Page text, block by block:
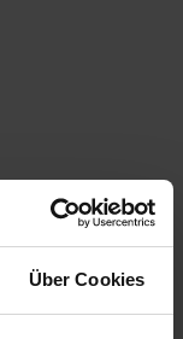
Über Cookies